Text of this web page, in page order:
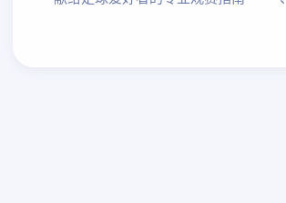
总结结论 1. 从一项数据看本质： “欧冠1/